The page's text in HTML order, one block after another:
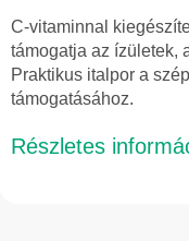
C-vitaminnal
támogatja az ízületek,
Praktikus italpor a
támogatásához.
Részletes